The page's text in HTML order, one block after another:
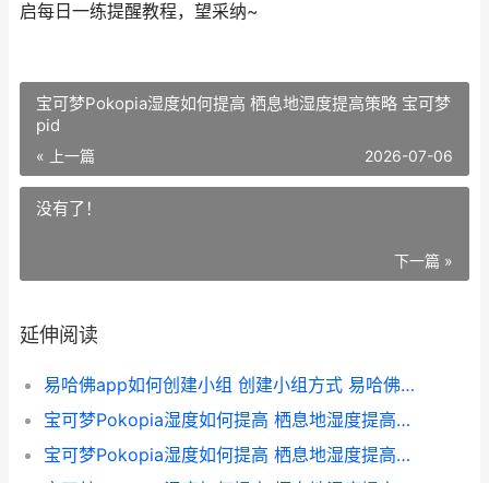
启每日一练提醒教程，望采纳~
宝可梦Pokopia湿度如何提高 栖息地湿度提高策略 宝可梦
pid
« 上一篇 2026-07-06
没有了！
下一篇 »
延伸阅读
易哈佛app如何创建小组 创建小组方式 易哈佛怎么做题
宝可梦Pokopia湿度如何提高 栖息地湿度提高策略 宝可梦 pid
宝可梦Pokopia湿度如何提高 栖息地湿度提高策略 宝可梦pokopia湿润度